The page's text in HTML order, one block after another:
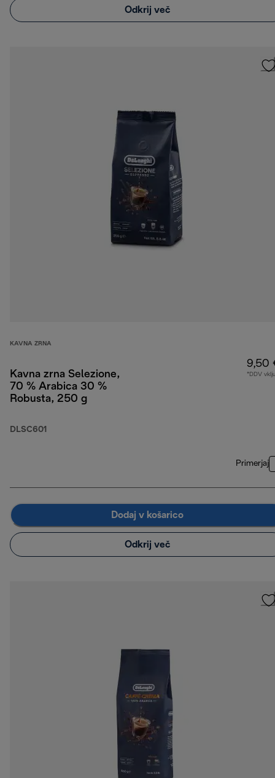
Odkrij več
KAVNA ZRNA
Kavna zrna Selezione,
70 % Arabica 30 %
Robusta, 250 g
DLSC601
9,50
*DDV
Primerjaj
Dodaj v košarico
Odkrij več